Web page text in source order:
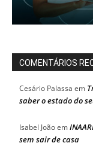
COMENTÁRIOS
Cesário Palassa em
saber o estado do
Isabel Joãoem
sem sair de casa